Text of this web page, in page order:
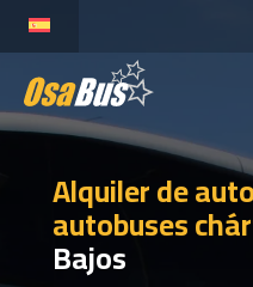
content
ALQUILER DE
DESTINOS
Alquiler de
autobuses
Bajos